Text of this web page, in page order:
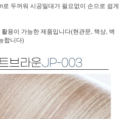
두꺼워 시공밀대가 필요없이 손으로 쉽게
용이 가능한 제품입니다(현관문, 책상, 벽
합니다)